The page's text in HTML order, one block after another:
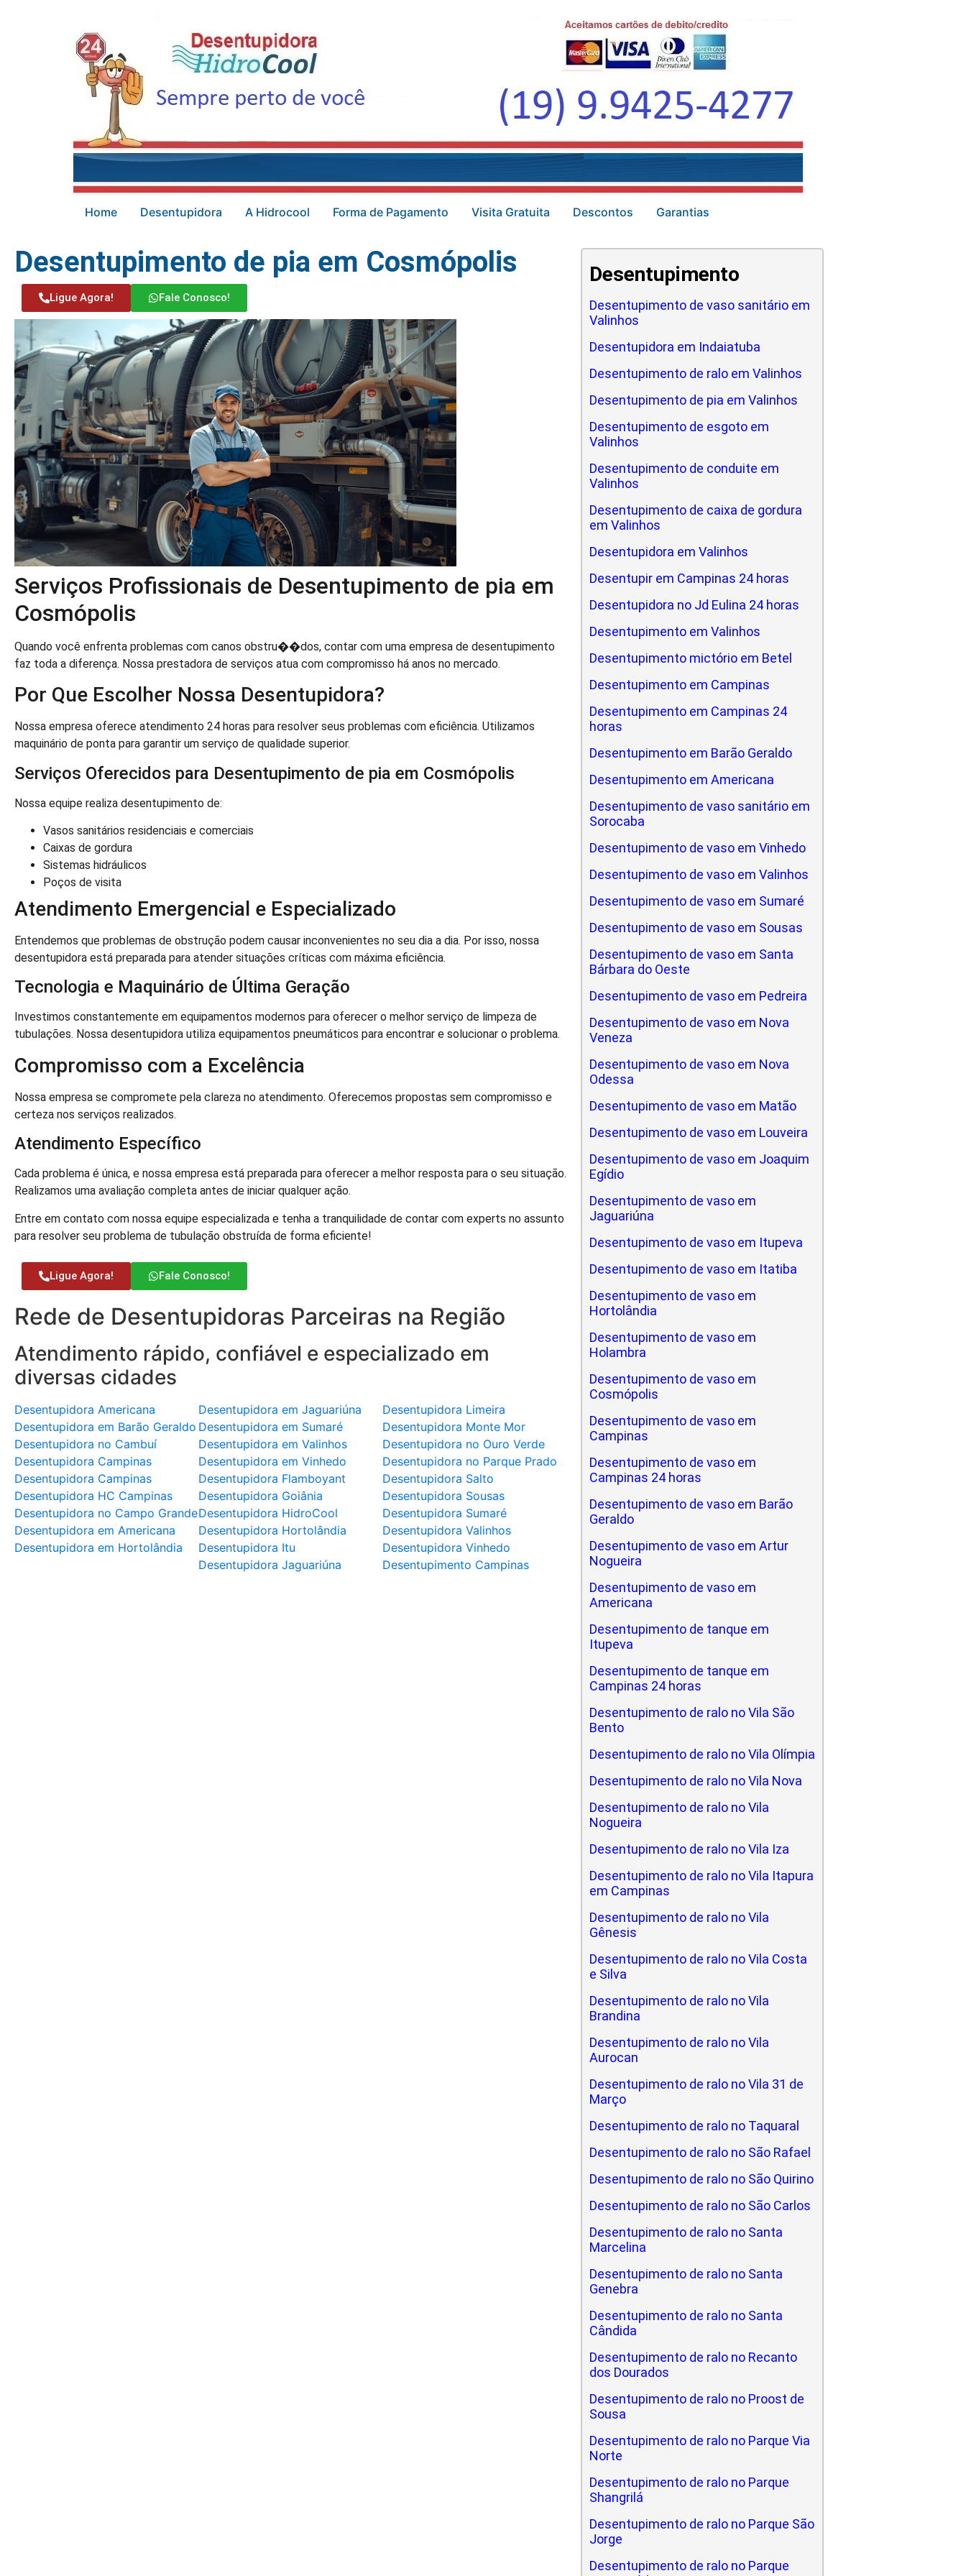
Home Desentupidora A Hidrocool Forma de Pagamento Visita Gratuita Descontos Garantias
Desentupimento de pia em Cosmópolis
Ligue Agora! Fale Conosco!
Serviços Profissionais de Desentupimento de pia em
Cosmópolis
Quando você enfrenta problemas com canos obstru��dos, contar com uma empresa de desentupimento
faz toda a diferença. Nossa prestadora de serviços atua com compromisso há anos no mercado.
Por Que Escolher Nossa Desentupidora?
Nossa empresa oferece atendimento 24 horas para resolver seus problemas com eficiência. Utilizamos
maquinário de ponta para garantir um serviço de qualidade superior.
Serviços Oferecidos para Desentupimento de pia em Cosmópolis
Nossa equipe realiza desentupimento de:
Vasos sanitários residenciais e comerciais
Caixas de gordura
Sistemas hidráulicos
Poços de visita
Atendimento Emergencial e Especializado
Entendemos que problemas de obstrução podem causar inconvenientes no seu dia a dia. Por isso, nossa
desentupidora está preparada para atender situações críticas com máxima eficiência.
Tecnologia e Maquinário de Última Geração
Investimos constantemente em equipamentos modernos para oferecer o melhor serviço de limpeza de
tubulações. Nossa desentupidora utiliza equipamentos pneumáticos para encontrar e solucionar o problema.
Compromisso com a Excelência
Nossa empresa se compromete pela clareza no atendimento. Oferecemos propostas sem compromisso e
certeza nos serviços realizados.
Atendimento Específico
Cada problema é única, e nossa empresa está preparada para oferecer a melhor resposta para o seu situação.
Realizamos uma avaliação completa antes de iniciar qualquer ação.
Entre em contato com nossa equipe especializada e tenha a tranquilidade de contar com experts no assunto
para resolver seu problema de tubulação obstruída de forma eficiente!
Ligue Agora! Fale Conosco!
Rede de Desentupidoras Parceiras na Região
Atendimento rápido, confiável e especializado em
diversas cidades
Desentupidora Americana
Desentupidora em Barão Geraldo
Desentupidora no Cambuí
Desentupidora Campinas
Desentupidora Campinas
Desentupidora HC Campinas
Desentupidora no Campo Grande
Desentupidora em Americana
Desentupidora em Hortolândia
Desentupidora em Jaguariúna
Desentupidora em Sumaré
Desentupidora em Valinhos
Desentupidora em Vinhedo
Desentupidora Flamboyant
Desentupidora Goiânia
Desentupidora HidroCool
Desentupidora Hortolândia
Desentupidora Itu
Desentupidora Jaguariúna
Desentupidora Limeira
Desentupidora Monte Mor
Desentupidora no Ouro Verde
Desentupidora no Parque Prado
Desentupidora Salto
Desentupidora Sousas
Desentupidora Sumaré
Desentupidora Valinhos
Desentupidora Vinhedo
Desentupimento Campinas
Desentupimento
Desentupimento de vaso sanitário em
Valinhos
Desentupidora em Indaiatuba
Desentupimento de ralo em Valinhos
Desentupimento de pia em Valinhos
Desentupimento de esgoto em
Valinhos
Desentupimento de conduite em
Valinhos
Desentupimento de caixa de gordura
em Valinhos
Desentupidora em Valinhos
Desentupir em Campinas 24 horas
Desentupidora no Jd Eulina 24 horas
Desentupimento em Valinhos
Desentupimento mictório em Betel
Desentupimento em Campinas
Desentupimento em Campinas 24
horas
Desentupimento em Barão Geraldo
Desentupimento em Americana
Desentupimento de vaso sanitário em
Sorocaba
Desentupimento de vaso em Vinhedo
Desentupimento de vaso em Valinhos
Desentupimento de vaso em Sumaré
Desentupimento de vaso em Sousas
Desentupimento de vaso em Santa
Bárbara do Oeste
Desentupimento de vaso em Pedreira
Desentupimento de vaso em Nova
Veneza
Desentupimento de vaso em Nova
Odessa
Desentupimento de vaso em Matão
Desentupimento de vaso em Louveira
Desentupimento de vaso em Joaquim
Egídio
Desentupimento de vaso em
Jaguariúna
Desentupimento de vaso em Itupeva
Desentupimento de vaso em Itatiba
Desentupimento de vaso em
Hortolândia
Desentupimento de vaso em
Holambra
Desentupimento de vaso em
Cosmópolis
Desentupimento de vaso em
Campinas
Desentupimento de vaso em
Campinas 24 horas
Desentupimento de vaso em Barão
Geraldo
Desentupimento de vaso em Artur
Nogueira
Desentupimento de vaso em
Americana
Desentupimento de tanque em
Itupeva
Desentupimento de tanque em
Campinas 24 horas
Desentupimento de ralo no Vila São
Bento
Desentupimento de ralo no Vila Olímpia
Desentupimento de ralo no Vila Nova
Desentupimento de ralo no Vila
Nogueira
Desentupimento de ralo no Vila Iza
Desentupimento de ralo no Vila Itapura
em Campinas
Desentupimento de ralo no Vila
Gênesis
Desentupimento de ralo no Vila Costa
e Silva
Desentupimento de ralo no Vila
Brandina
Desentupimento de ralo no Vila
Aurocan
Desentupimento de ralo no Vila 31 de
Março
Desentupimento de ralo no Taquaral
Desentupimento de ralo no São Rafael
Desentupimento de ralo no São Quirino
Desentupimento de ralo no São Carlos
Desentupimento de ralo no Santa
Marcelina
Desentupimento de ralo no Santa
Genebra
Desentupimento de ralo no Santa
Cândida
Desentupimento de ralo no Recanto
dos Dourados
Desentupimento de ralo no Proost de
Sousa
Desentupimento de ralo no Parque Via
Norte
Desentupimento de ralo no Parque
Shangrilá
Desentupimento de ralo no Parque São
Jorge
Desentupimento de ralo no Parque